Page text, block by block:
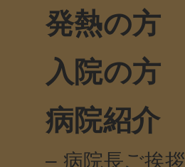
発熱の方
入院の方
病院紹介
– 病院長ご挨拶